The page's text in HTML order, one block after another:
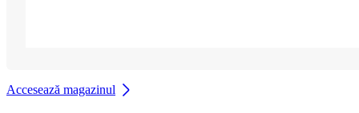
Accesează magazinul